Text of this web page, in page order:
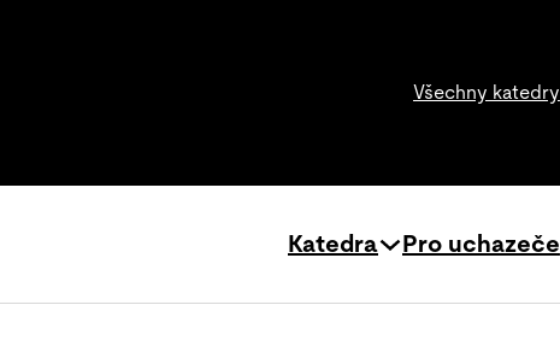
Všechny katedry
Katedra Pro uchazeče